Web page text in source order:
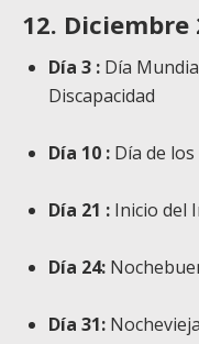
12. Diciembre
Día 3 : Día
Discapacidad
Día 10 : Día de
Día 21 : Inicio del
Día 24:
Día 31: Nochevieja